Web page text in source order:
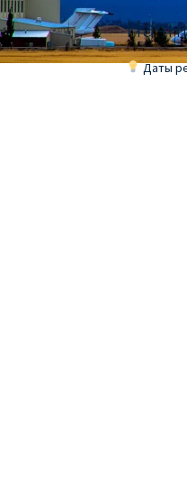
Даты